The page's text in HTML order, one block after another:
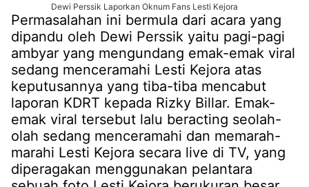
Dewi Perssik Laporkan Oknum Fans Lesti Kejora
Permasalahan ini bermula dari acara yang
dipandu oleh Dewi Perssik yaitu pagi-pagi
ambyar yang mengundang emak-emak viral
sedang menceramahi Lesti Kejora atas
keputusannya yang tiba-tiba mencabut
laporan KDRT kepada Rizky Billar. Emak-
emak viral tersebut lalu beracting seolah-
olah sedang menceramahi dan memarah-
marahi Lesti Kejora secara live di TV, yang
diperagakan menggunakan pelantara